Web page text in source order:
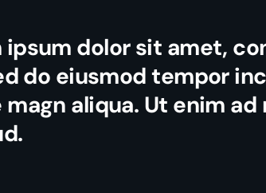
ipsum dolor sit amet,
do eiusmod tempor
magn aliqua. Ut enim